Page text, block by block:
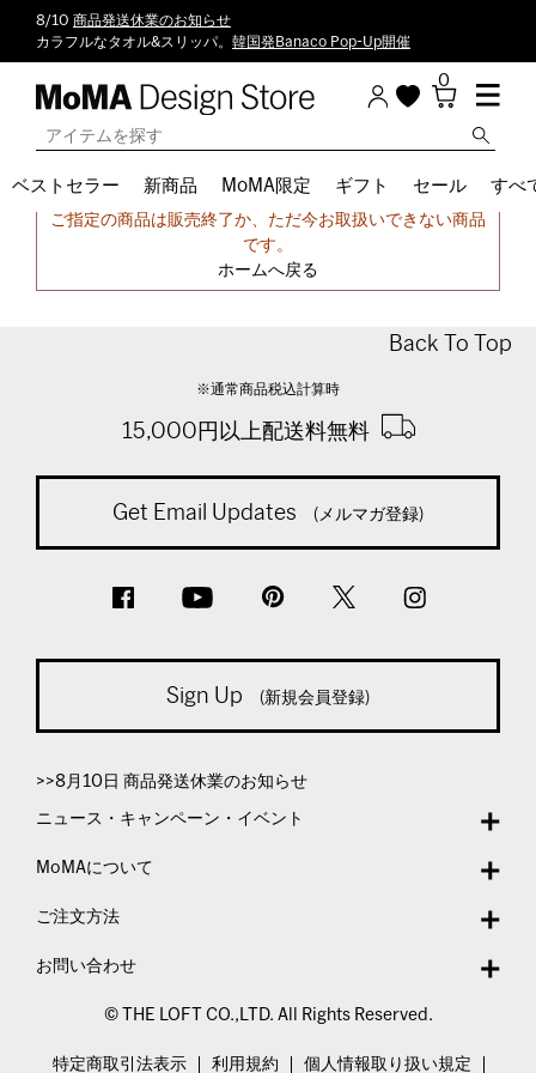
8/10 商品発送休業のお知らせ
カラフルなタオル&スリッパ。 韓国発Banaco Pop-Up開催
0
ベストセラー 新商品 MoMA限定 ギフト セール すべ
申し訳ございません。
ご指定の商品は販売終了か、ただ今お取扱いできない商品
です。
ホームへ戻る
Back To Top
※通常商品税込計算時
15,000円以上配送料無料
Get Email Updates (メルマガ登録)
Sign Up (新規会員登録)
>>8月10日 商品発送休業のお知らせ
ニュース・キャンペーン・イベント
MoMAについて
ご注文方法
お問い合わせ
© THE LOFT CO.,LTD. All Rights Reserved.
特定商取引法表示 利用規約 個人情報取り扱い規定